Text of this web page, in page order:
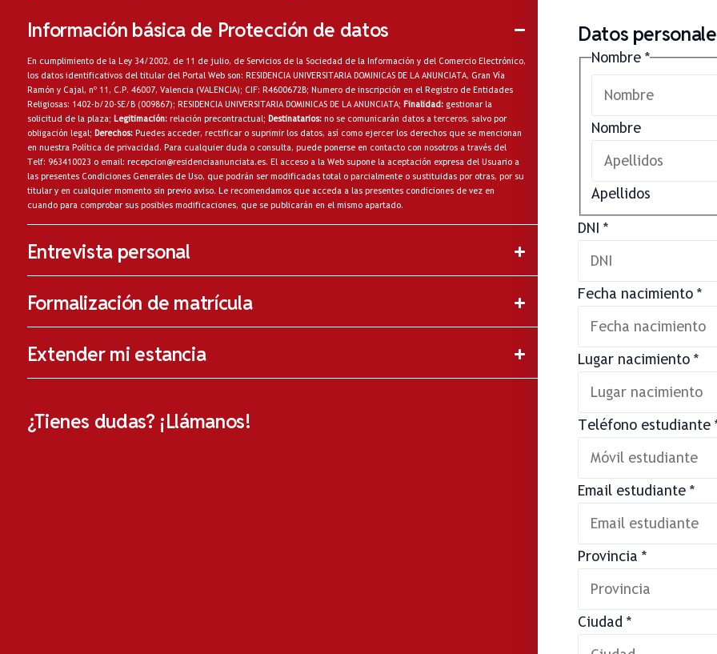
Información básica de Protección de datos
En cumplimiento de la Ley 34/2002, de 11 de julio, de Servicios de la Sociedad de la Información y del Comercio Electrónico,
los datos identificativos del titular del Portal Web son: RESIDENCIA UNIVERSITARIA DOMINICAS DE LA ANUNCIATA, Gran Vía
Ramón y Cajal, nº 11, C.P. 46007, Valencia (VALENCIA); CIF: R4600672B; Numero de inscripción en el Registro de Entidades
Religiosas: 1402-b/20-SE/B (009867); RESIDENCIA UNIVERSITARIA DOMINICAS DE LA ANUNCIATA; Finalidad: gestionar la
solicitud de la plaza; Legitimación: relación precontractual; Destinatarios: no se comunicarán datos a terceros, salvo por
obligación legal; Derechos: Puedes acceder, rectificar o suprimir los datos, así como ejercer los derechos que se mencionan
en nuestra Política de privacidad. Para cualquier duda o consulta, puede ponerse en contacto con nosotros a través del
Telf: 963410023 o email: recepcion@residenciaanunciata.es. El acceso a la Web supone la aceptación expresa del Usuario a
las presentes Condiciones Generales de Uso, que podrán ser modificadas total o parcialmente o sustituidas por otras, por su
titular y en cualquier momento sin previo aviso. Le recomendamos que acceda a las presentes condiciones de vez en
cuando para comprobar sus posibles modificaciones, que se publicarán en el mismo apartado.
Entrevista personal
Formalización de matrícula
Extender mi estancia
¿Tienes dudas? ¡Llámanos!
Datos
Nombre*
Nombre
Apellidos
DNI *
Fecha nacimiento *
Lugar nacimiento *
Teléfono estudiante
Email estudiante *
Provincia *
Ciudad *